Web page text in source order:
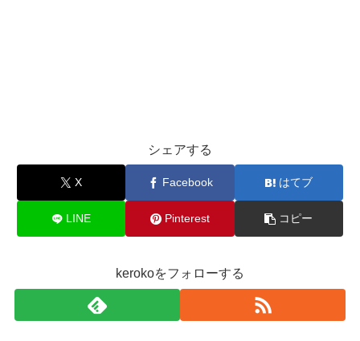
シェアする
X Facebook はてブ
LINE Pinterest コピー
kerokoをフォローする